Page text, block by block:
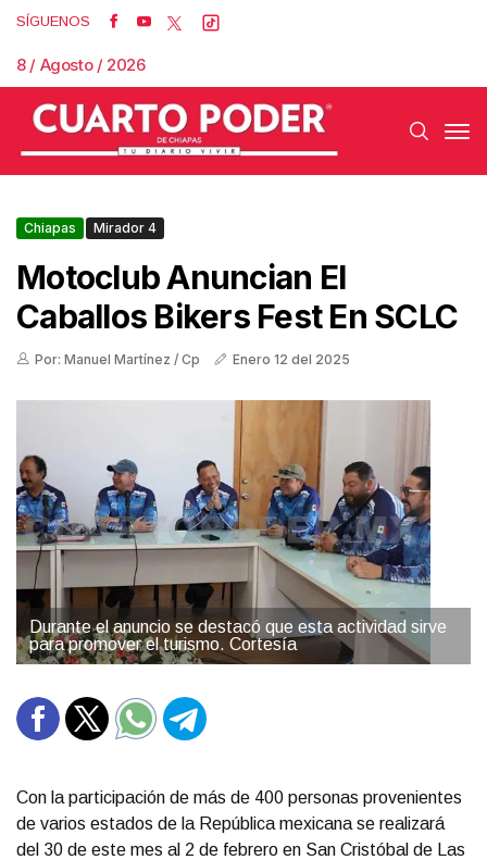
SÍGUENOS
8 / Agosto / 2026
Chiapas Mirador 4
Motoclub Anuncian El
Caballos Bikers Fest En SCLC
Por: Manuel Martínez / Cp Enero 12 del 2025
Durante el anuncio se destacó que esta actividad sirve
para promover el turismo. Cortesía
Con la participación de más de 400 personas provenientes
de varios estados de la República mexicana se realizará
del 30 de este mes al 2 de febrero en San Cristóbal de Las